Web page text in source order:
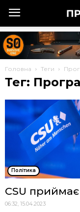
Головна Теги
Тег:
Політика
CSU
06:32, 15.04.2023